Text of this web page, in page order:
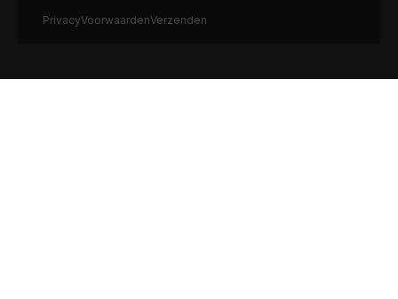
PrivacyVoorwaardenVerzenden